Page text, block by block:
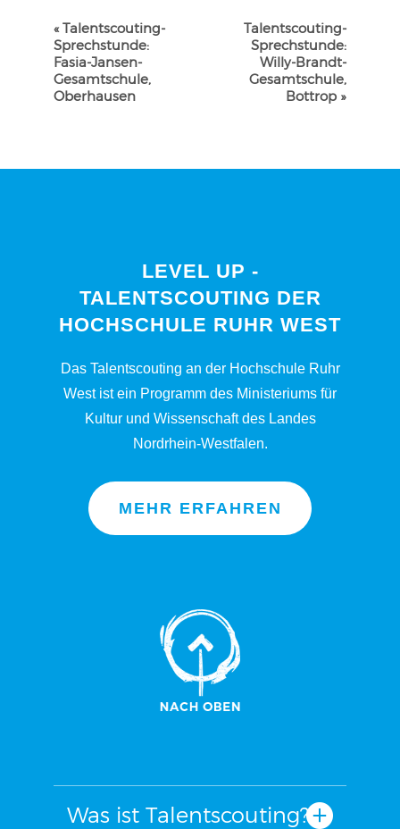
VERANSTALTUNG-
NAVIGATION
«Talentscouting-
Sprechstunde:
Fasia-Jansen-
Gesamtschule,
Oberhausen
Talentscouting-
Sprechstunde:
Willy-Brandt-
Gesamtschule,
Bottrop »
LEVEL UP -
TALENTSCOUTING DER
HOCHSCHULE RUHR WEST
Das Talentscouting an der Hochschule Ruhr
West ist ein Programm des Ministeriums für
Kultur und Wissenschaft des Landes
Nordrhein-Westfalen.
MEHR ERFAHREN
Was ist Talentscouting?